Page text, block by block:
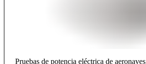
Pruebas de potencia eléctrica de aeronaves